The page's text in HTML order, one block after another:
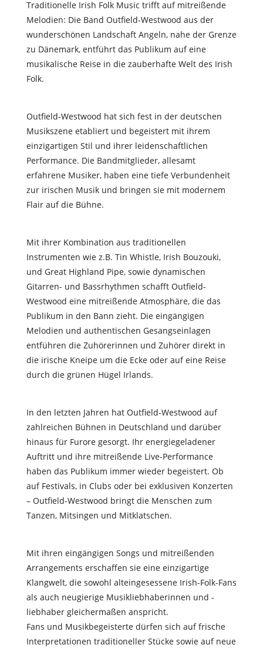
Traditionelle Irish Folk Music trifft auf mitreißende
Melodien: Die Band Outfield-Westwood aus der
wunderschönen Landschaft Angeln, nahe der Grenze
zu Dänemark, entführt das Publikum auf eine
musikalische Reise in die zauberhafte Welt des Irish
Folk.
Outfield-Westwood hat sich fest in der deutschen
Musikszene etabliert und begeistert mit ihrem
einzigartigen Stil und ihrer leidenschaftlichen
Performance. Die Bandmitglieder, allesamt
erfahrene Musiker, haben eine tiefe Verbundenheit
zur irischen Musik und bringen sie mit modernem
Flair auf die Bühne.
Mit ihrer Kombination aus traditionellen
Instrumenten wie z.B. Tin Whistle, Irish Bouzouki,
und Great Highland Pipe, sowie dynamischen
Gitarren- und Bassrhythmen schafft Outfield-
Westwood eine mitreißende Atmosphäre, die das
Publikum in den Bann zieht. Die eingängigen
Melodien und authentischen Gesangseinlagen
entführen die Zuhörerinnen und Zuhörer direkt in
die irische Kneipe um die Ecke oder auf eine Reise
durch die grünen Hügel Irlands.
In den letzten Jahren hat Outfield-Westwood auf
zahlreichen Bühnen in Deutschland und darüber
hinaus für Furore gesorgt. Ihr energiegeladener
Auftritt und ihre mitreißende Live-Performance
haben das Publikum immer wieder begeistert. Ob
auf Festivals, in Clubs oder bei exklusiven Konzerten
– Outfield-Westwood bringt die Menschen zum
Tanzen, Mitsingen und Mitklatschen.
Mit ihren eingängigen Songs und mitreißenden
Arrangements erschaffen sie eine einzigartige
Klangwelt, die sowohl alteingesessene Irish-Folk-Fans
als auch neugierige Musikliebhaberinnen und -
liebhaber gleichermaßen anspricht.
Fans und Musikbegeisterte dürfen sich auf frische
Interpretationen traditioneller Stücke sowie auf neue